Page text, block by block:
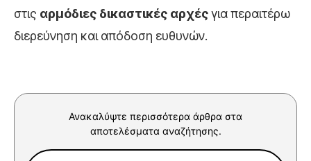
στις αρμόδιες δικαστικές αρχέςγια περαιτέρω
διερεύνηση και απόδοση ευθυνών.
Ανακαλύψτε περισσότερα άρθρα στα
αποτελέσματα αναζήτησης.